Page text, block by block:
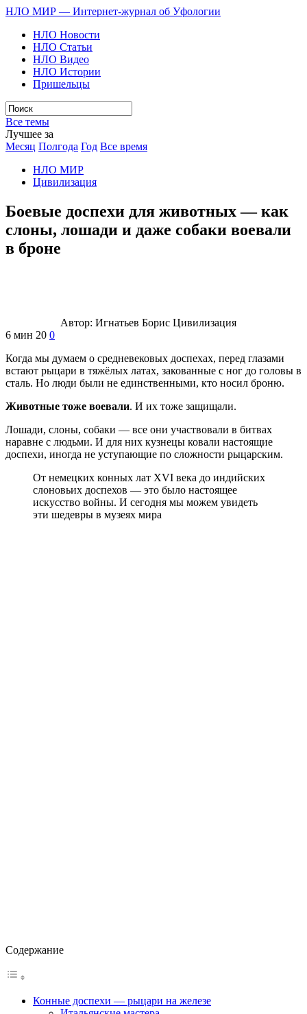
НЛО МИР — Интернет-журнал об Уфологии
НЛО Новости
НЛО Статьи
НЛО Видео
НЛО Истории
Пришельцы
Все темы
Лучшее за
Месяц Полгода Год Все время
НЛО МИР
Цивилизация
Боевые доспехи для животных — как
слоны, лошади и даже собаки воевали
в броне
Автор: Игнатьев Борис Цивилизация
6 мин 20 0
Когда мы думаем о средневековых доспехах, перед глазами
встают рыцари в тяжёлых латах, закованные с ног до головы в
сталь. Но люди были не единственными, кто носил броню.
Животные тоже воевали. И их тоже защищали.
Лошади, слоны, собаки — все они участвовали в битвах
наравне с людьми. И для них кузнецы ковали настоящие
доспехи, иногда не уступающие по сложности рыцарским.
От немецких конных лат XVI века до индийских
слоновьих доспехов — это было настоящее
искусство войны. И сегодня мы можем увидеть
эти шедевры в музеях мира
Содержание
Конные доспехи — рыцари на железе